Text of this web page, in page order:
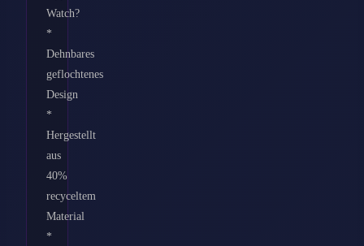
Watch?
*
Dehnbares
geflochtenes
Design
*
Hergestellt
aus
40%
recyceltem
Material
*